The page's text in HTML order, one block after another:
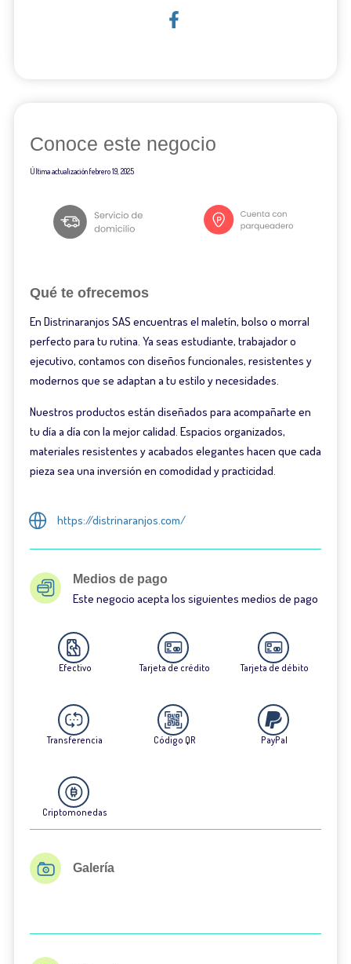
Conoce este negocio
Última actualizaciónfebrero 19, 2025
Qué te ofrecemos
En Distrinaranjos SAS encuentras el maletín, bolso o morral
perfecto para tu rutina. Ya seas estudiante, trabajador o
ejecutivo, contamos con diseños funcionales, resistentes y
modernos que se adaptan a tu estilo y necesidades.
Nuestros productos están diseñados para acompañarte en
tu día a día con la mejor calidad. Espacios organizados,
materiales resistentes y acabados elegantes hacen que cada
pieza sea una inversión en comodidad y practicidad.
https://distrinaranjos.com/
Medios de pago
Este negocio acepta los siguientes medios de pago
Efectivo Tarjeta de crédito Tarjeta de débito
Transferencia Código QR PayPal
Criptomonedas
Galería